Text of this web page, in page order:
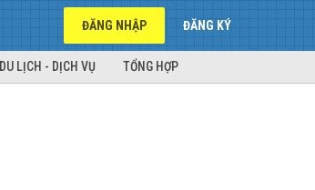
ĐĂNG NHẬP ĐĂNG KÝ
DU LỊCH - DỊCH VỤ TỔNG HỢP